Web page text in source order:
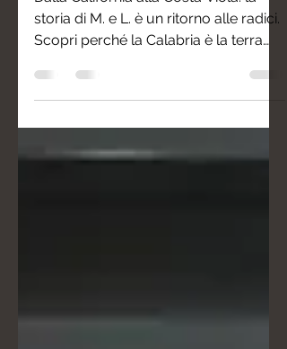
Dalla California alla Costa Viola: la
storia di M. e L. è un ritorno alle radici.
accoglienza, sostanza, vita lenta e
panorami mozzafiato sospesi tra